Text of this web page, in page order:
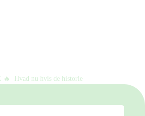
Hvad nu hvis de historie